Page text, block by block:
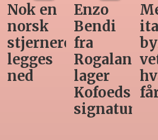
Med
italiensk
bynavn
vet du
hva du
Huset
på
Svalbard
i ny
Snøhetta-
drakt